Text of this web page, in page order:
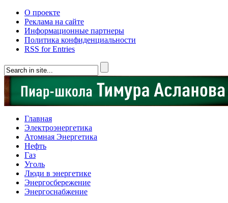
О проекте
Реклама на сайте
Информационные партнеры
Политика конфиденциальности
RSS for Entries
Главная
Электроэнергетика
Атомная Энергетика
Нефть
Газ
Уголь
Люди в энергетике
Энергосбережение
Энергоснабжение